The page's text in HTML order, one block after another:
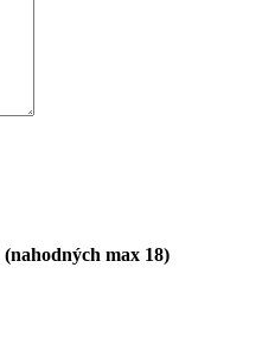
(nahodných max 18)